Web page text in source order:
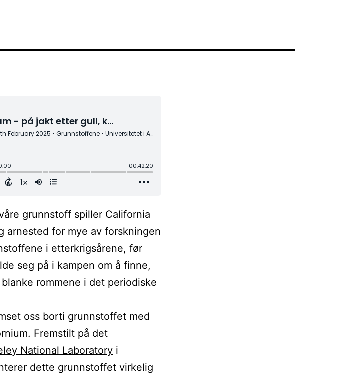
grunnstoff spiller California
arnested for mye av forskningen
i etterkrigsårene, før
seg på i kampen om å finne,
rommene i det periodiske
oss borti grunnstoffet med
Fremstilt på det
National Laboratory i
dette grunnstoffet virkelig